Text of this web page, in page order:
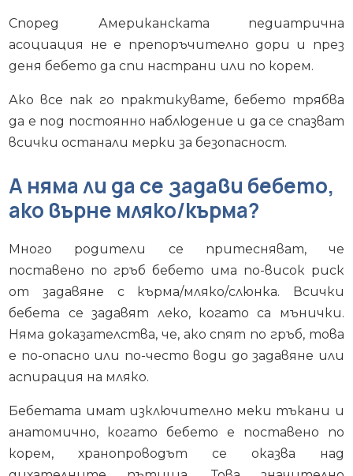
Според Американската педиатрична
асоциация не е препоръчително дори и през
деня бебето да спи настрани или по корем.
Ако все пак го практикувате, бебето трябва
да е под постоянно наблюдение и да се спазват
всички останали мерки за безопасност.
А няма ли да се задави бебето,
ако върне мляко/кърма?
Много родители се притесняват, че
поставено по гръб бебето има по-висок риск
от задавяне с кърма/мляко/слюнка. Всички
бебета се задавят леко, когато са мънички.
Няма доказателства, че, ако спят по гръб, това
е по-опасно или по-често води до задавяне или
аспирация на мляко.
Бебетата имат изключително меки тъкани и
анатомично, когато бебето е поставено по
корем, хранопроводът се оказва над